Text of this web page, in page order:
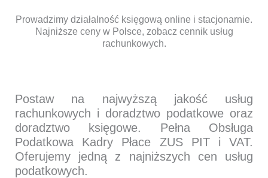
Prowadzimy działalność księgową online i stacjonarnie.
Najniższe ceny w Polsce, zobacz cennik usług
rachunkowych.
Postaw na najwyższą jakość usług
rachunkowych i doradztwo podatkowe oraz
doradztwo księgowe. Pełna Obsługa
Podatkowa Kadry Płace ZUS PIT i VAT.
Oferujemy jedną z najniższych cen usług
podatkowych.